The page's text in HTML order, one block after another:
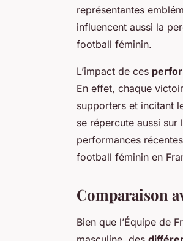
représentantes
influencent aussi la
football féminin.
L’impact de ces
En effet, chaque
supporters et incitant
se répercute aussi
performances
football féminin en
Comparaison
Bien que l’Équipe de